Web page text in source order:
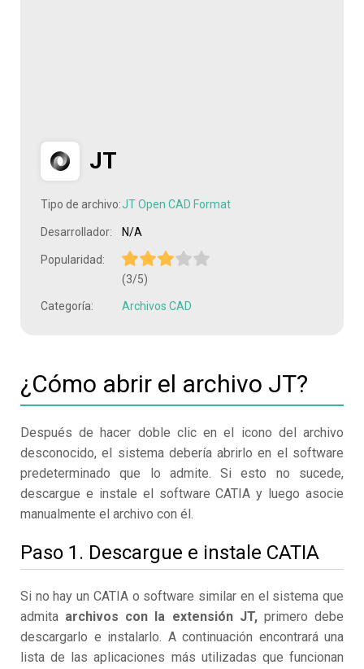
JT
Tipo de archivo:JT Open CAD Format
Desarrollador: N/A
Popularidad:
(3/5)
Categoría: Archivos CAD
¿Cómo abrir el archivo JT?
Después de hacer doble clic en el icono del archivo
desconocido, el sistema debería abrirlo en el software
predeterminado que lo admite. Si esto no sucede,
descargue e instale el software CATIA y luego asocie
manualmente el archivo con él.
Paso 1. Descargue e instale CATIA
Si no hay un CATIA o software similar en el sistema que
admita archivos con la extensión JT,primero debe
descargarlo e instalarlo. A continuación encontrará una
lista de las aplicaciones más utilizadas que funcionan